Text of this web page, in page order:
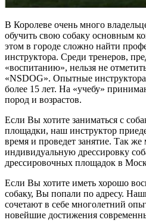
В Королеве очень много
обучить свою собаку основным
этом в городе сложно найти
инструктора. Среди тренеров,
«воспитанию», нельзя не
«NSDOG». Опытные
более 15 лет. На «учебу»
пород и возрастов.
Если Вы хотите заниматься с
площадки, наш инструктор
время и проведет занятие. Так
индивидуальную дрессировку
дрессировочных площадок в
Если Вы хотите иметь хорошо
собаку, Вы попали по адресу.
сочетают в себе многолетний
новейшие достижения